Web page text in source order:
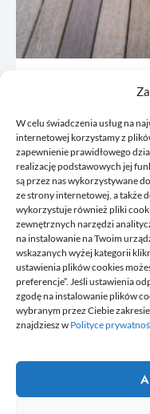
W celu świadczenia usług na
internetowej korzystamy z
zapewnienie prawidłowego
realizację podstawowych jej
są przez nas wykorzystywane
ze strony internetowej, a także
wykorzystuje również pliki
zewnętrznych narzędzi
na instalowanie na Twoim
wskazanych wyżej kategorii
ustawienia plików cookies
preferencje”. Jeśli ustawienia
zgodę na instalowanie plików
wybranym przez Ciebie
znajdziesz w Polityce
Remont starej
istniejącej: jak
10/06/2026
Delphinus to miejsce,
tobie w codziennym życiu.
chcesz się podzielić swoją
Dołącz do naszej redakcji
wiedzą z innymi.